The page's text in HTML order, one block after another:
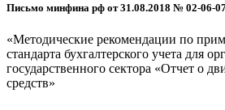
Письмо минфина рф от 31.08.2018 № 02-06-
«Методические рекомендации по
стандарта бухгалтерского учета для
государственного сектора «Отчет о
средств»